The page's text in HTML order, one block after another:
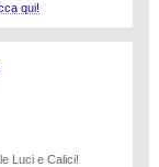
qui!
Luci e Calici!